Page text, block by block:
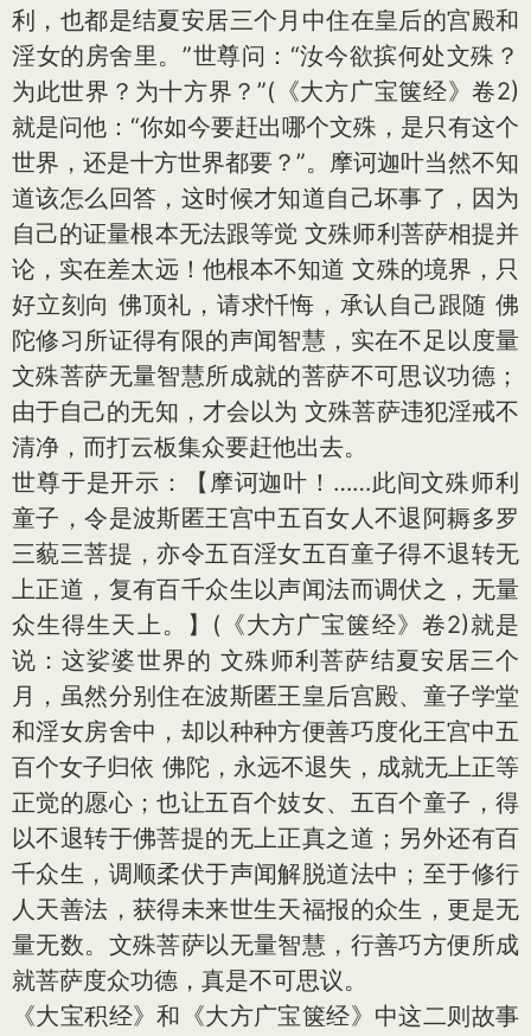
利，也都是结夏安居三个月中住在皇后的宫殿和
淫女的房舍里。”世尊问：“汝今欲摈何处文殊？
为此世界？为十方界？”(《大方广宝箧经》卷2)
就是问他：“你如今要赶出哪个文殊，是只有这个
世界，还是十方世界都要？”。摩诃迦叶当然不知
道该怎么回答，这时候才知道自己坏事了，因为
自己的证量根本无法跟等觉 文殊师利菩萨相提并
论，实在差太远！他根本不知道 文殊的境界，只
好立刻向 佛顶礼，请求忏悔，承认自己跟随 佛
陀修习所证得有限的声闻智慧，实在不足以度量
文殊菩萨无量智慧所成就的菩萨不可思议功德；
由于自己的无知，才会以为 文殊菩萨违犯淫戒不
清净，而打云板集众要赶他出去。
世尊于是开示：【摩诃迦叶！……此间文殊师利
童子，令是波斯匿王宫中五百女人不退阿耨多罗
三藐三菩提，亦令五百淫女五百童子得不退转无
上正道，复有百千众生以声闻法而调伏之，无量
众生得生天上。】(《大方广宝箧经》卷2)就是
说：这娑婆世界的 文殊师利菩萨结夏安居三个
月，虽然分别住在波斯匿王皇后宫殿、童子学堂
和淫女房舍中，却以种种方便善巧度化王宫中五
百个女子归依 佛陀，永远不退失，成就无上正等
正觉的愿心；也让五百个妓女、五百个童子，得
以不退转于佛菩提的无上正真之道；另外还有百
千众生，调顺柔伏于声闻解脱道法中；至于修行
人天善法，获得未来世生天福报的众生，更是无
量无数。文殊菩萨以无量智慧，行善巧方便所成
就菩萨度众功德，真是不可思议。
《大宝积经》和《大方广宝箧经》中这二则故事